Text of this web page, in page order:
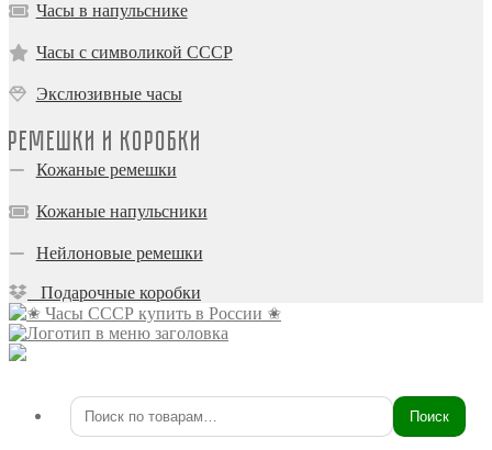
Часы в напульснике
Часы с символикой СССР
Экслюзивные часы
Ремешки и коробки
Кожаные ремешки
Кожаные напульсники
Нейлоновые ремешки
Подарочные коробки
Искать: Поиск